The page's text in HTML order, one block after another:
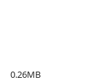
0.26MB